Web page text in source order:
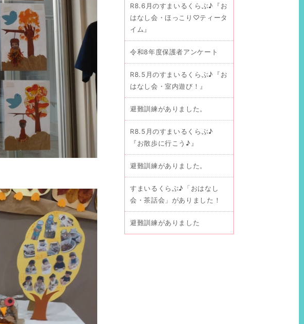
R8.6月のすまいるくらぶ♪『お
はなし会・ほっこり♡ティータ
イム』
令和8年度保護者アンケート
R8.5月のすまいるくらぶ♪『お
はなし会・室内遊び！』
避難訓練がありました。
R8.5月のすまいるくらぶ♪
『お散歩に行こう♪』
避難訓練がありました。
すまいるくらぶ♪「おはなし
会・茶話会」がありました！
避難訓練がありました